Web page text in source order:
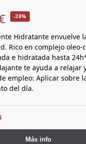
-28%
Hidratante envuelve
Rico en complejo oleo-
e hidratada hasta
te ayuda a relajar
empleo: Aplicar sobre
del día.
Más info